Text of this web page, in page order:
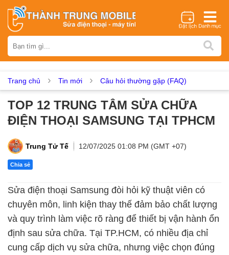
iPhone Samsung Oppo Xiaomi Realme Vivo
Vertu LG Tecno
Dịch vụ sửa chữa
Thay màn hình Ép kính
Thay kính lưng Thay vỏ Thay chân sạc
Màn hình Xiaomi Màn hình Realme Màn hình Vivo
Màn hình Vsmart Màn hình Google Pixel
Thay pin
Trang chủ Tin mới Câu hỏi thường gặp (FAQ)
TOP 12 TRUNG TÂM SỬA CHỮA
ĐIỆN THOẠI SAMSUNG TẠI TPHCM
Trung Tử Tế 12/07/2025 01:08 PM (GMT +07)
Chia sẻ
Sửa điện thoại Samsung đòi hỏi kỹ thuật viên có
chuyên môn, linh kiện thay thế đảm bảo chất lượng
và quy trình làm việc rõ ràng để thiết bị vận hành ổn
định sau sửa chữa. Tại TP.HCM, có nhiều địa chỉ
cung cấp dịch vụ sửa chữa, nhưng việc chọn đúng